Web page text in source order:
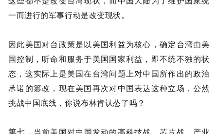
一而进行的军事行动是改变现状。
因此美国对台政策是以美国利益为核心，确定台湾由美
国控制，听命和服务于美国国家利益，即不统不独的状
态，这实际上是美国在台湾问题上对中国所作出的政治
承诺的篡改，现在美国再次对中国表达这种立场，公然
挑战中国底线，你说布林肯认怂了吗？